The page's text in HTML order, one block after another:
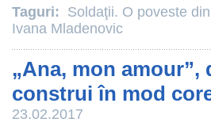
Taguri: Soldaţii. O poveste
Ivana Mladenovic
„Ana, mon
construi în mod
23.02.2017